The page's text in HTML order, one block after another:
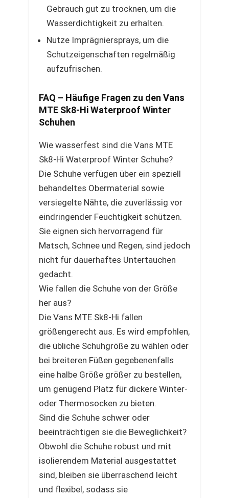
Gebrauch gut zu trocknen, um die
Wasserdichtigkeit zu erhalten.
Nutze Imprägniersprays, um die
Schutzeigenschaften regelmäßig
aufzufrischen.
FAQ – Häufige Fragen zu den Vans
MTE Sk8-Hi Waterproof Winter
Schuhen
Wie wasserfest sind die Vans MTE
Sk8-Hi Waterproof Winter Schuhe?
Die Schuhe verfügen über ein speziell
behandeltes Obermaterial sowie
versiegelte Nähte, die zuverlässig vor
eindringender Feuchtigkeit schützen.
Sie eignen sich hervorragend für
Matsch, Schnee und Regen, sind jedoch
nicht für dauerhaftes Untertauchen
gedacht.
Wie fallen die Schuhe von der Größe
her aus?
Die Vans MTE Sk8-Hi fallen
größengerecht aus. Es wird empfohlen,
die übliche Schuhgröße zu wählen oder
bei breiteren Füßen gegebenenfalls
eine halbe Größe größer zu bestellen,
um genügend Platz für dickere Winter-
oder Thermosocken zu bieten.
Sind die Schuhe schwer oder
beeinträchtigen sie die Beweglichkeit?
Obwohl die Schuhe robust und mit
isolierendem Material ausgestattet
sind, bleiben sie überraschend leicht
und flexibel, sodass sie